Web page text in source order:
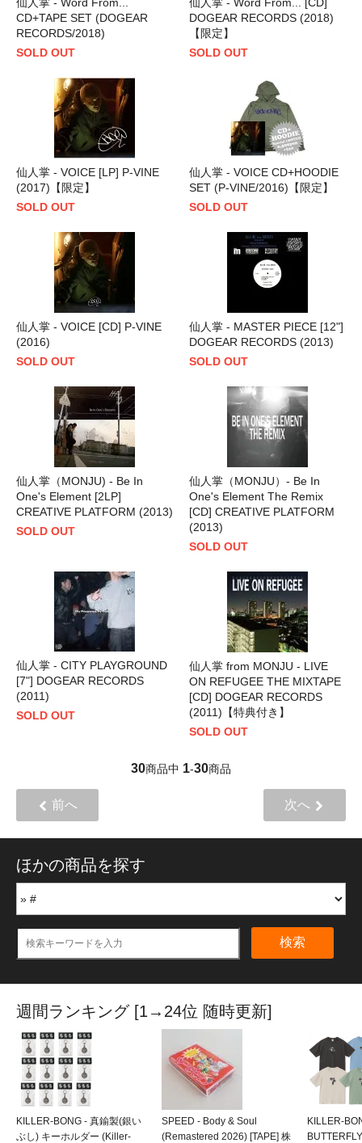
CD+TAPE SET (DOGEAR
RECORDS/2018)
SOLD OUT
DOGEAR RECORDS (2018)
【限定】
SOLD OUT
仙人掌 - VOICE [LP] P-VINE
(2017)【限定】
SOLD OUT
仙人掌 - VOICE CD+HOODIE
SET (P-VINE/2016)【限定】
SOLD OUT
仙人掌 - VOICE [CD] P-VINE
(2016)
SOLD OUT
仙人掌 - MASTER PIECE [12"]
DOGEAR RECORDS (2013)
SOLD OUT
仙人掌（MONJU) - Be In
One's Element [2LP]
CREATIVE PLATFORM (2013)
SOLD OUT
仙人掌（MONJU）- Be In
One's Element The Remix
[CD] CREATIVE PLATFORM
(2013)
SOLD OUT
仙人掌 - CITY PLAYGROUND
[7"] DOGEAR RECORDS
(2011)
SOLD OUT
仙人掌 from MONJU - LIVE
ON REFUGEE THE MIXTAPE
[CD] DOGEAR RECORDS
(2011)【特典付き】
SOLD OUT
30商品中 1-30商品
前へ 次へ
ほかの商品を探す
検索
週間ランキング [1→24位 随時更新]
KILLER-BONG - 真鍮製(銀い
ぶし) キーホルダー (Killer-
SPEED - Body & Soul
(Remastered 2026) [TAPE] 株
KILLER-